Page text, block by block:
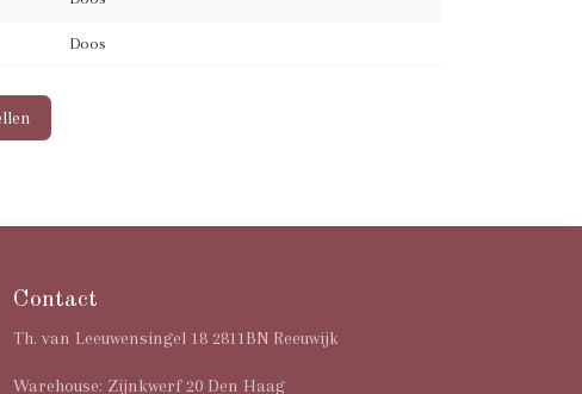
Doos
Contact
Th. van Leeuwensingel 18 2811BN Reeuwijk
Warehouse: Zijnkwerf 20 Den Haag